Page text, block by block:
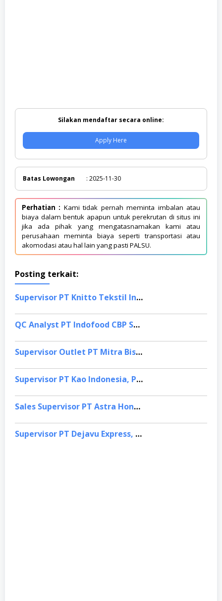
Silakan mendaftar secara online:
Apply Here
Batas Lowongan : 2025-11-30
Perhatian : Kami tidak pernah meminta imbalan atau
biaya dalam bentuk apapun untuk perekrutan di situs ini
jika ada pihak yang mengatasnamakan kami atau
perusahaan meminta biaya seperti transportasi atau
akomodasi atau hal lain yang pasti PALSU.
Posting terkait:
Supervisor PT Knitto Tekstil Indonesia, Bandung
QC Analyst PT Indofood CBP Sukses Makmur Tbk, Purwakarta
Supervisor Outlet PT Mitra Bisnis Indonesia, Jakarta Timur
Supervisor PT Kao Indonesia, Palembang
Sales Supervisor PT Astra Honda Motor, Wonosobo
Supervisor PT Dejavu Express, Bogor